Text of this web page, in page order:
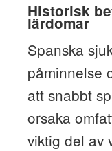
Historisk
lärdomar
Spanska
påminnelse
att snabbt
orsaka
viktig del av